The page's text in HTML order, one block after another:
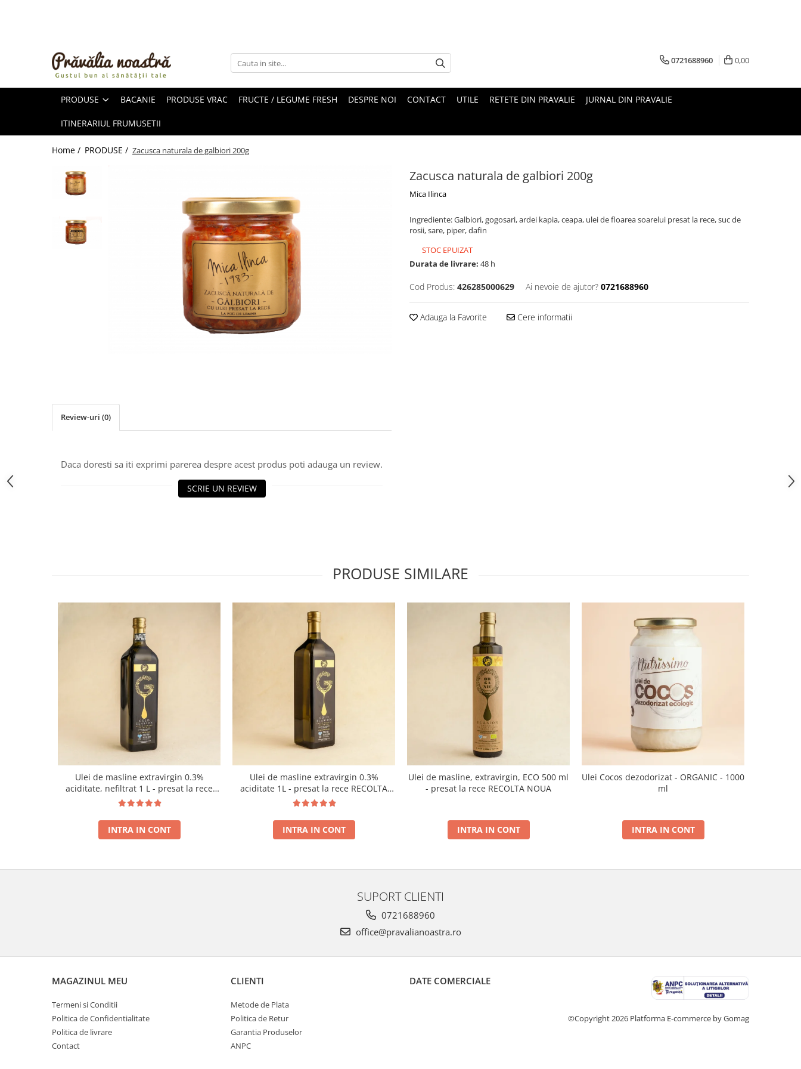
ULEIURI ȘI UNTURI
FRUCTE DESHIDRATATE
FRUCTE LA CONSERVĂ
OȚETURI ȘI SOSURI
FĂINĂ FĂRĂ GLUTEN
BĂUTURI / LAPTE VEGETAL
PRODUSE ECO / ORGANICE
PRODUSE ROMÂNEȘTI
REMEDII NATURISTE
TOATE PRODUSELE
0721688960 0,00
PRODUSE BACANIE PRODUSE VRAC FRUCTE / LEGUME FRESH DESPRE NOI CONTACT UTILE RETETE DIN PRAVALIE JURNAL DIN PRAVALIE
ITINERARIUL FRUMUSETII
Home / PRODUSE / Zacusca naturala de galbiori 200g
Zacusca naturala de galbiori 200g
Mica Ilinca
Ingrediente: Galbiori, gogosari, ardei kapia, ceapa, ulei de floarea soarelui presat la rece, suc de
rosii, sare, piper, dafin
STOC EPUIZAT
Durata de livrare: 48 h
Cod Produs: 426285000629 Ai nevoie de ajutor? 0721688960
Adauga la Favorite Cere informatii
Review-uri (0)
Daca doresti sa iti exprimi parerea despre acest produs poti adauga un review.
SCRIE UN REVIEW
PRODUSE SIMILARE
Ulei de masline extravirgin 0.3%
aciditate, nefiltrat 1 L - presat la rece
RECOLTA NOUA
INTRA IN CONT
Ulei de masline extravirgin 0.3%
aciditate 1L - presat la rece RECOLTA
NOUA
INTRA IN CONT
Ulei de masline, extravirgin, ECO 500 ml
- presat la rece RECOLTA NOUA
INTRA IN CONT
Ulei Cocos dezodorizat - ORGANIC - 1000
ml
INTRA IN CONT
SUPORT CLIENTI
0721688960
office@pravalianoastra.ro
MAGAZINUL MEU
Termeni si Conditii
Politica de Confidentialitate
Politica de livrare
Contact
CLIENTI
Metode de Plata
Politica de Retur
Garantia Produselor
ANPC
DATE COMERCIALE
©Copyright 2026 Platforma E-commerce by Gomag